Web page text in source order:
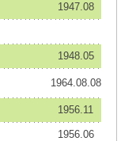
1947.08
1948.05
1964.08.08
1956.11
1956.06